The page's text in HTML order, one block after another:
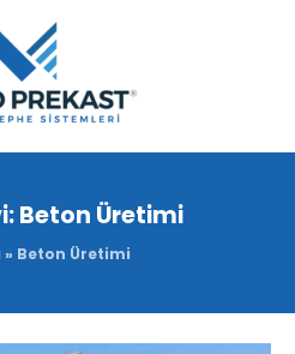
Beton Üretimi
» Beton Üretimi